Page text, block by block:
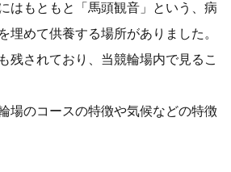
はもともと「馬頭観音」という、病
埋めて供養する場所がありました。
残されており、当競輪場内で見るこ
場のコースの特徴や気候などの特徴